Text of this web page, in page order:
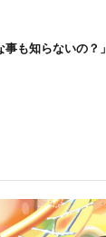
事も知らないの？